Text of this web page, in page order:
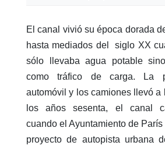
El canal vivió su época dorada
hasta mediados del siglo XX
sólo llevaba agua potable
como tráfico de carga. La
automóvil y los camiones llevó a
los años sesenta, el canal
cuando el Ayuntamiento de
proyecto de autopista urbana